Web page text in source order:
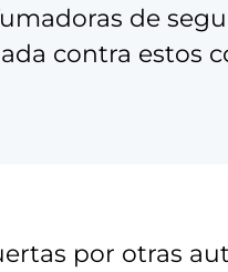
de
contra estos
por otras